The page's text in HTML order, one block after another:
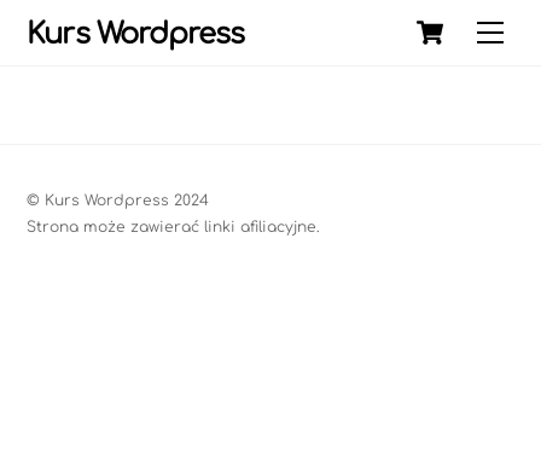
Skip
Cart
Kurs Wordpress
© Kurs Wordpress 2024
Strona może zawierać linki afiliacyjne.